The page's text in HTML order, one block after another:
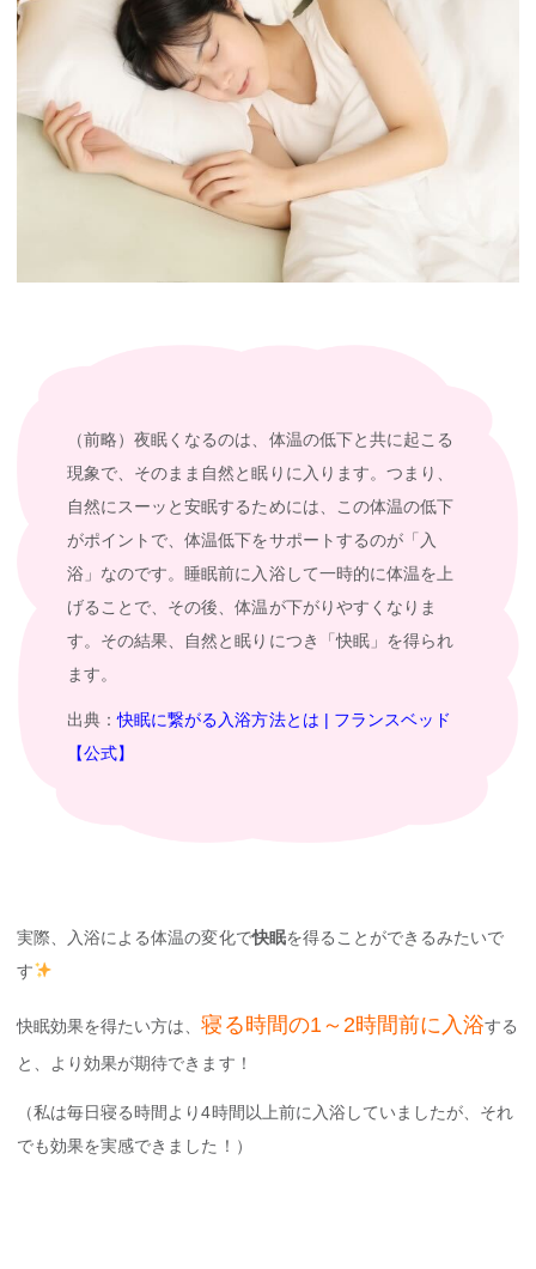
（前略）夜眠くなるのは、体温の低下と共に起こる
現象で、そのまま自然と眠りに入ります。つまり、
自然にスーッと安眠するためには、この体温の低下
がポイントで、体温低下をサポートするのが「入
浴」なのです。睡眠前に入浴して一時的に体温を上
げることで、その後、体温が下がりやすくなりま
す。その結果、自然と眠りにつき「快眠」を得られ
ます。
出典：快眠に繋がる入浴方法とは | フランスベッド
【公式】
実際、入浴による体温の変化で快眠を得ることができるみたいで
す
快眠効果を得たい方は、寝る時間の1～2時間前に入浴する
と、より効果が期待できます！
（私は毎日寝る時間より4時間以上前に入浴していましたが、それ
でも効果を実感できました！）